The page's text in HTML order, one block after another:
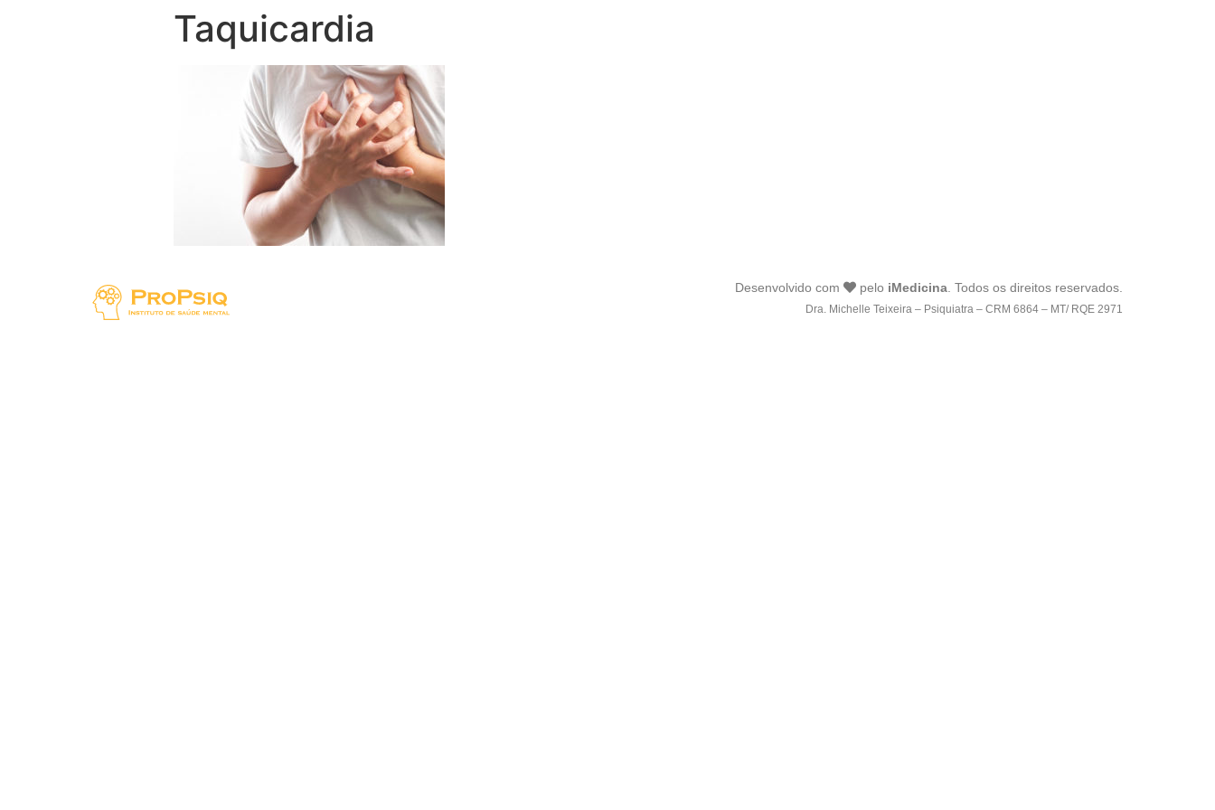
Taquicardia
Desenvolvido com pelo iMedicina. Todos os direitos reservados.
Dra. Michelle Teixeira – Psiquiatra – CRM 6864 – MT/ RQE 2971